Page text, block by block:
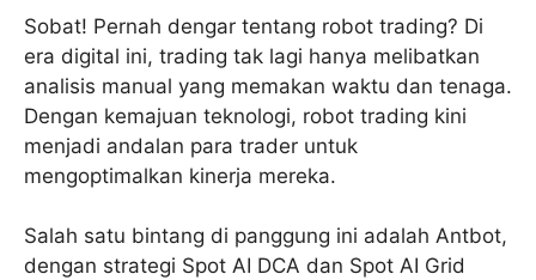
Sobat! Pernah dengar tentang robot trading? Di
era digital ini, trading tak lagi hanya melibatkan
analisis manual yang memakan waktu dan tenaga.
Dengan kemajuan teknologi, robot trading kini
menjadi andalan para trader untuk
mengoptimalkan kinerja mereka.
Salah satu bintang di panggung ini adalah Antbot,
dengan strategi Spot AI DCA dan Spot AI Grid